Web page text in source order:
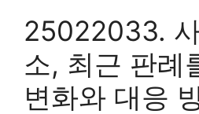
25022033.
소, 최근 판례
변화와 대응